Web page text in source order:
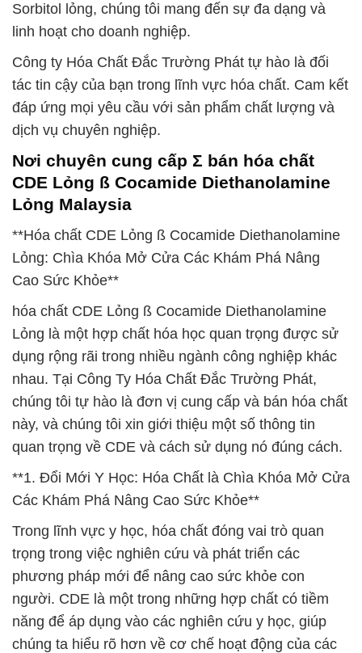
Sorbitol lỏng, chúng tôi mang đến sự đa dạng và
linh hoạt cho doanh nghiệp.
Công ty Hóa Chất Đắc Trường Phát tự hào là đối
tác tin cậy của bạn trong lĩnh vực hóa chất. Cam kết
đáp ứng mọi yêu cầu với sản phẩm chất lượng và
dịch vụ chuyên nghiệp.
Nơi chuyên cung cấp Σ bán hóa chất
CDE Lỏng ß Cocamide Diethanolamine
Lỏng Malaysia
**Hóa chất CDE Lỏng ß Cocamide Diethanolamine
Lỏng: Chìa Khóa Mở Cửa Các Khám Phá Nâng
Cao Sức Khỏe**
hóa chất CDE Lỏng ß Cocamide Diethanolamine
Lỏng là một hợp chất hóa học quan trọng được sử
dụng rộng rãi trong nhiều ngành công nghiệp khác
nhau. Tại Công Ty Hóa Chất Đắc Trường Phát,
chúng tôi tự hào là đơn vị cung cấp và bán hóa chất
này, và chúng tôi xin giới thiệu một số thông tin
quan trọng về CDE và cách sử dụng nó đúng cách.
**1. Đổi Mới Y Học: Hóa Chất là Chìa Khóa Mở Cửa
Các Khám Phá Nâng Cao Sức Khỏe**
Trong lĩnh vực y học, hóa chất đóng vai trò quan
trọng trong việc nghiên cứu và phát triển các
phương pháp mới để nâng cao sức khỏe con
người. CDE là một trong những hợp chất có tiềm
năng để áp dụng vào các nghiên cứu y học, giúp
chúng ta hiểu rõ hơn về cơ chế hoạt động của các